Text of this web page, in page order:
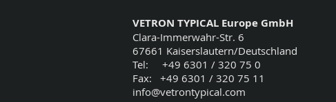
VETRON TYPICAL Europe GmbH
Clara-Immerwahr-Str. 6
67661 Kaiserslautern/Deutschland
Tel: +49 6301 / 320 75 0
Fax: +49 6301 / 320 75 11
info@vetrontypical.com